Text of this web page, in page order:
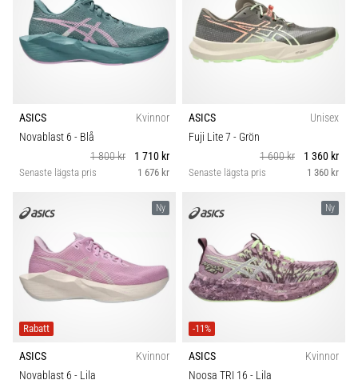
ASICS
Kvinnor
Novablast 6 - Blå
1 800 kr
1 710 kr
Senaste lägsta pris 1 676 kr
ASICS
Unisex
Fuji Lite 7 - Grön
1 600 kr
1 360 kr
Senaste lägsta pris 1 360 kr
Ny
Rabatt
ASICS
Kvinnor
Novablast 6 - Lila
Ny
-11%
ASICS
Kvinnor
Noosa TRI 16 - Lila